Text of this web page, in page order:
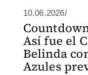
10.06.2026/
Así fue el
Belinda
Azules